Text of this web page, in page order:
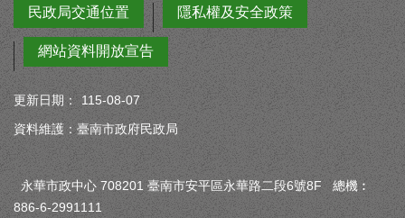
民政局交通位置
隱私權及安全政策
網站資料開放宣告
更新日期：
115-08-07
資料維護：臺南市政府民政局
永華市政中心 708201 臺南市安平區永華路二段6號8F 總機︰
886-6-2991111